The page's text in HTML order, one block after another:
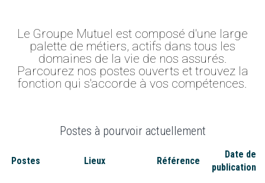
Le Groupe Mutuel est composé d'une large
palette de métiers, actifs dans tous les
domaines de la vie de nos assurés.
Parcourez nos postes ouverts et trouvez la
fonction qui s'accorde à vos compétences.
Postes à pourvoir actuellement
Postes Lieux Référence
Date de
publication